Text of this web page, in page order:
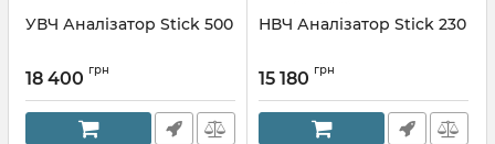
УВЧ Аналізатор Stick 500
18 400 грн
НВЧ Аналізатор Stick 230
15 180 грн